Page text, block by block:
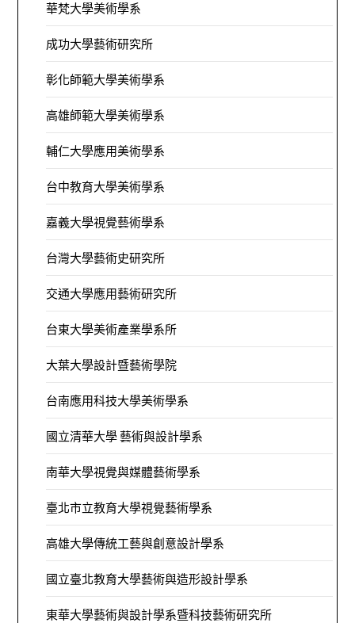
華梵大學美術學系
成功大學藝術研究所
彰化師範大學美術學系
高雄師範大學美術學系
輔仁大學應用美術學系
台中教育大學美術學系
嘉義大學視覺藝術學系
台灣大學藝術史研究所
交通大學應用藝術研究所
台東大學美術產業學系所
大葉大學設計暨藝術學院
台南應用科技大學美術學系
國立清華大學 藝術與設計學系
南華大學視覺與媒體藝術學系
臺北市立教育大學視覺藝術學系
高雄大學傳統工藝與創意設計學系
國立臺北教育大學藝術與造形設計學系
東華大學藝術與設計學系暨科技藝術研究所